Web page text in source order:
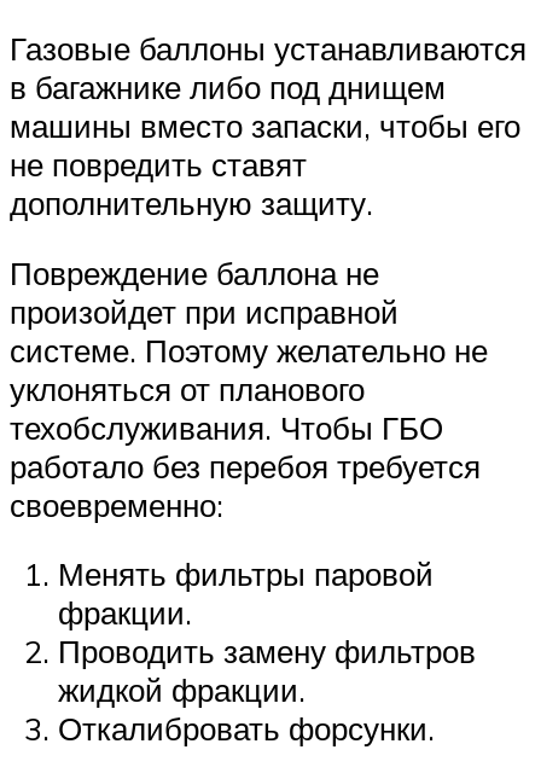
Газовые баллоны устанавливаются
в багажнике либо под днищем
машины вместо запаски, чтобы его
не повредить ставят
дополнительную защиту.
Повреждение баллона не
произойдет при исправной
системе. Поэтому желательно не
уклоняться от планового
техобслуживания. Чтобы ГБО
работало без перебоя требуется
своевременно:
Менять фильтры паровой
фракции.
Проводить замену фильтров
жидкой фракции.
Откалибровать форсунки.